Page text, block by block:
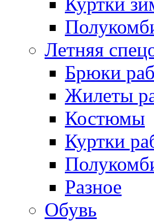
Летняя
Брюки
Жилеты
Костюмы
Куртки
Разное
Обувь